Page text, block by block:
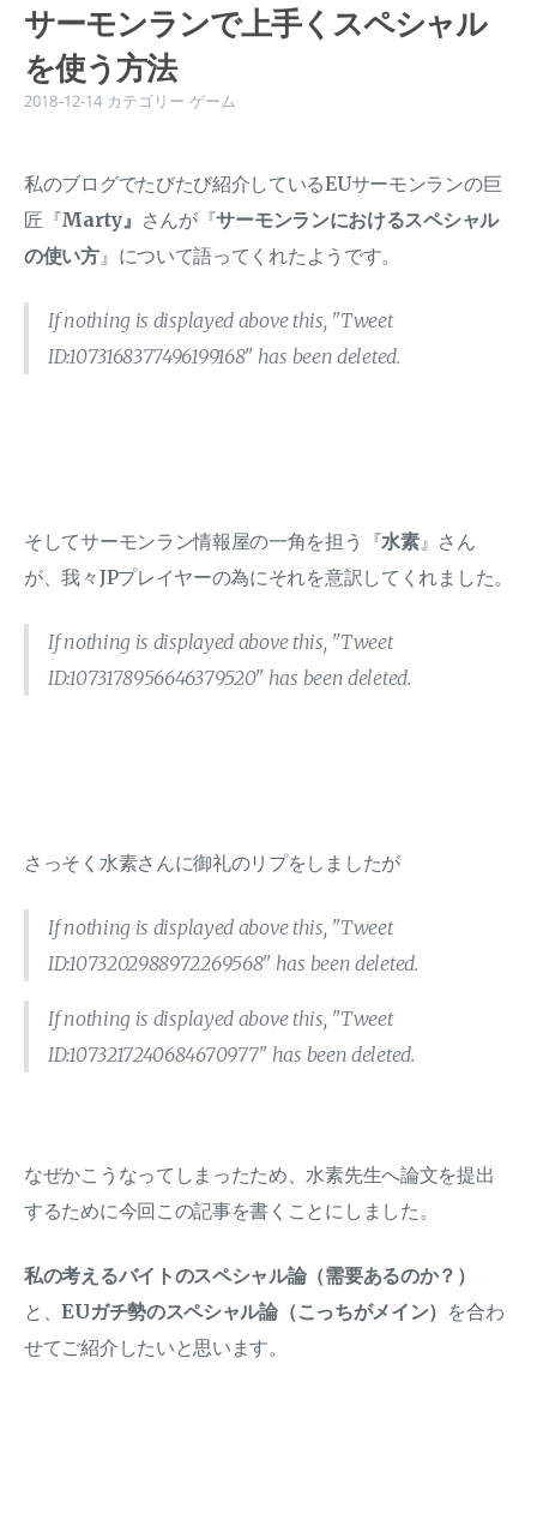
サーモンランで上手くスペシャル
を使う方法
2018-12-14 カテゴリー ゲーム
私のブログでたびたび紹介しているEUサーモンランの巨
匠『Marty』 さんが『サーモンランにおけるスペシャル
の使い方』について語ってくれたようです。
If nothing is displayed above this, "Tweet
ID:1073168377496199168" has been deleted.
そしてサーモンラン情報屋の一角を担う『水素』さん
が、我々JPプレイヤーの為にそれを意訳してくれました。
If nothing is displayed above this, "Tweet
ID:1073178956646379520" has been deleted.
さっそく水素さんに御礼のリプをしましたが
If nothing is displayed above this, "Tweet
ID:1073202988972269568" has been deleted.
If nothing is displayed above this, "Tweet
ID:1073217240684670977" has been deleted.
なぜかこうなってしまったため、水素先生へ論文を提出
するために今回この記事を書くことにしました。
私の考えるバイトのスペシャル論（需要あるのか？）
と、EUガチ勢のスペシャル論（こっちがメイン） を合わ
せてご紹介したいと思います。